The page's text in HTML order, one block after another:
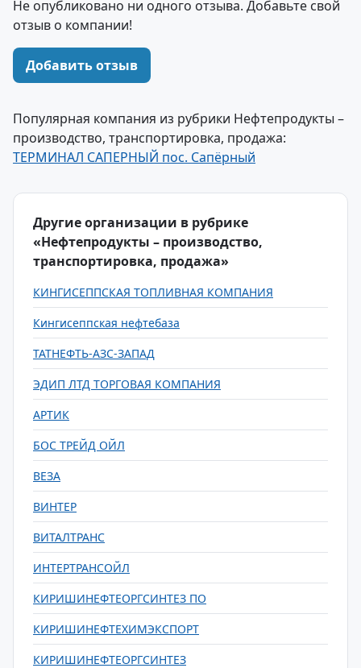
Не опубликовано ни одного отзыва. Добавьте свой
отзыв о компании!
Добавить отзыв
Популярная компания из рубрики Нефтепродукты –
производство, транспортировка, продажа:
ТЕРМИНАЛ САПЕРНЫЙ пос. Сапёрный
Другие организации в рубрике
«Нефтепродукты – производство,
транспортировка, продажа»
КИНГИСЕППСКАЯ ТОПЛИВНАЯ КОМПАНИЯ
Кингисеппская нефтебаза
ТАТНЕФТЬ-АЗС-ЗАПАД
ЭДИП ЛТД ТОРГОВАЯ КОМПАНИЯ
АРТИК
БОС ТРЕЙД ОЙЛ
ВЕЗА
ВИНТЕР
ВИТАЛТРАНС
ИНТЕРТРАНСОЙЛ
КИРИШИНЕФТЕОРГСИНТЕЗ ПО
КИРИШИНЕФТЕХИМЭКСПОРТ
КИРИШИНЕФТЕОРГСИНТЕЗ